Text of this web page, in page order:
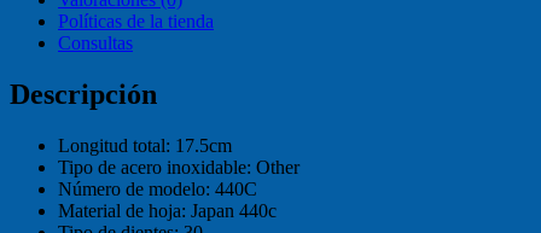
Políticas de la tienda
Consultas
Descripción
Longitud total: 17.5cm
Tipo de acero inoxidable: Other
Número de modelo: 440C
Material de hoja: Japan 440c